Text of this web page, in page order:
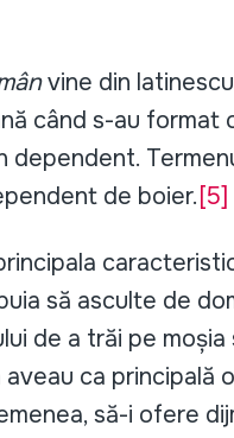
vine din
când s-au format
dependent.
de boier. [5]
să asculte de
de a trăi pe moșia
ca principală
să-i ofere